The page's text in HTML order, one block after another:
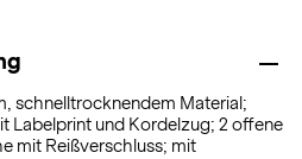
schnelltrocknendem Material;
Labelprint und Kordelzug; 2 offene
mit Reißverschluss; mit